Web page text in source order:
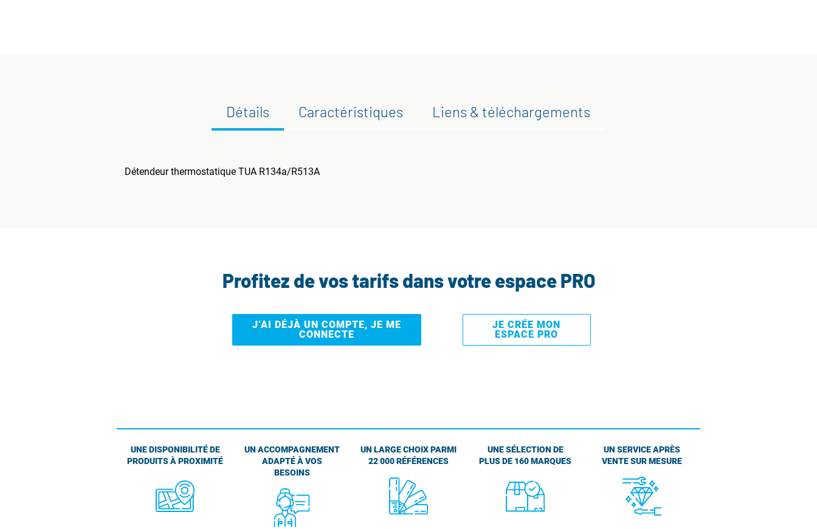
Détails Caractéristiques Liens & téléchargements
Détendeur thermostatique TUA R134a/R513A
Profitez de vos tarifs dans votre espace PRO
J’AI DÉJÀ UN COMPTE, JE ME
CONNECTE
JE CRÉE MON
ESPACE PRO
UNE DISPONIBILITÉ DE
PRODUITS À PROXIMITÉ
UN ACCOMPAGNEMENT
ADAPTÉ À VOS
BESOINS
UN LARGE CHOIX PARMI
22 000 RÉFÉRENCES
UNE SÉLECTION DE
PLUS DE 160 MARQUES
UN SERVICE APRÈS
VENTE SUR MESURE